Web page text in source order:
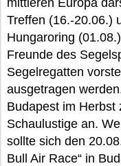
mittleren Europa
Treffen (16.-20.06.)
Hungaroring
Freunde des
Segelregatten
ausgetragen
Budapest im Herbst
Schaulustige an.
sollte sich den
Bull Air Race“ in